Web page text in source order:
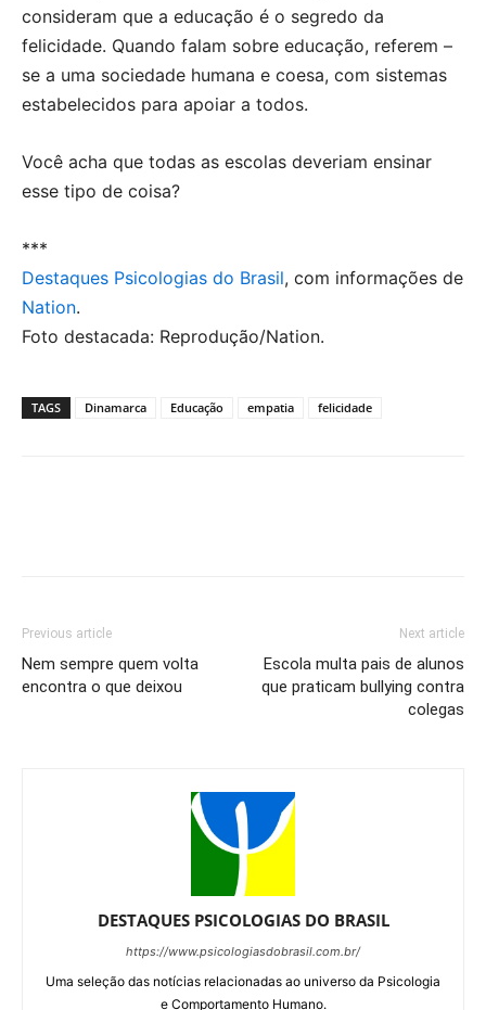
consideram que a educação é o segredo da
felicidade. Quando falam sobre educação, referem –
se a uma sociedade humana e coesa, com sistemas
estabelecidos para apoiar a todos.
Você acha que todas as escolas deveriam ensinar
esse tipo de coisa?
***
Destaques Psicologias do Brasil, com informações de
Nation.
Foto destacada: Reprodução/Nation.
TAGS Dinamarca Educação empatia felicidade
Previous article
Nem sempre quem volta
encontra o que deixou
Next article
Escola multa pais de alunos
que praticam bullying contra
colegas
DESTAQUES PSICOLOGIAS DO BRASIL
https://www.psicologiasdobrasil.com.br/
Uma seleção das notícias relacionadas ao universo da Psicologia
e Comportamento Humano.